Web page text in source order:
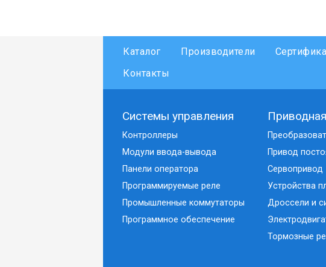
Каталог Производители
Контакты
Системы управления
Контроллеры
Модули ввода-вывода
Панели оператора
Программируемые реле
Промышленные коммутаторы
Программное обеспечение
Привод
Сервопривод
Устройства
Дроссели и
Тормозные